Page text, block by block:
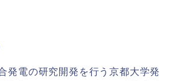
発電の研究開発を行う京都大学発